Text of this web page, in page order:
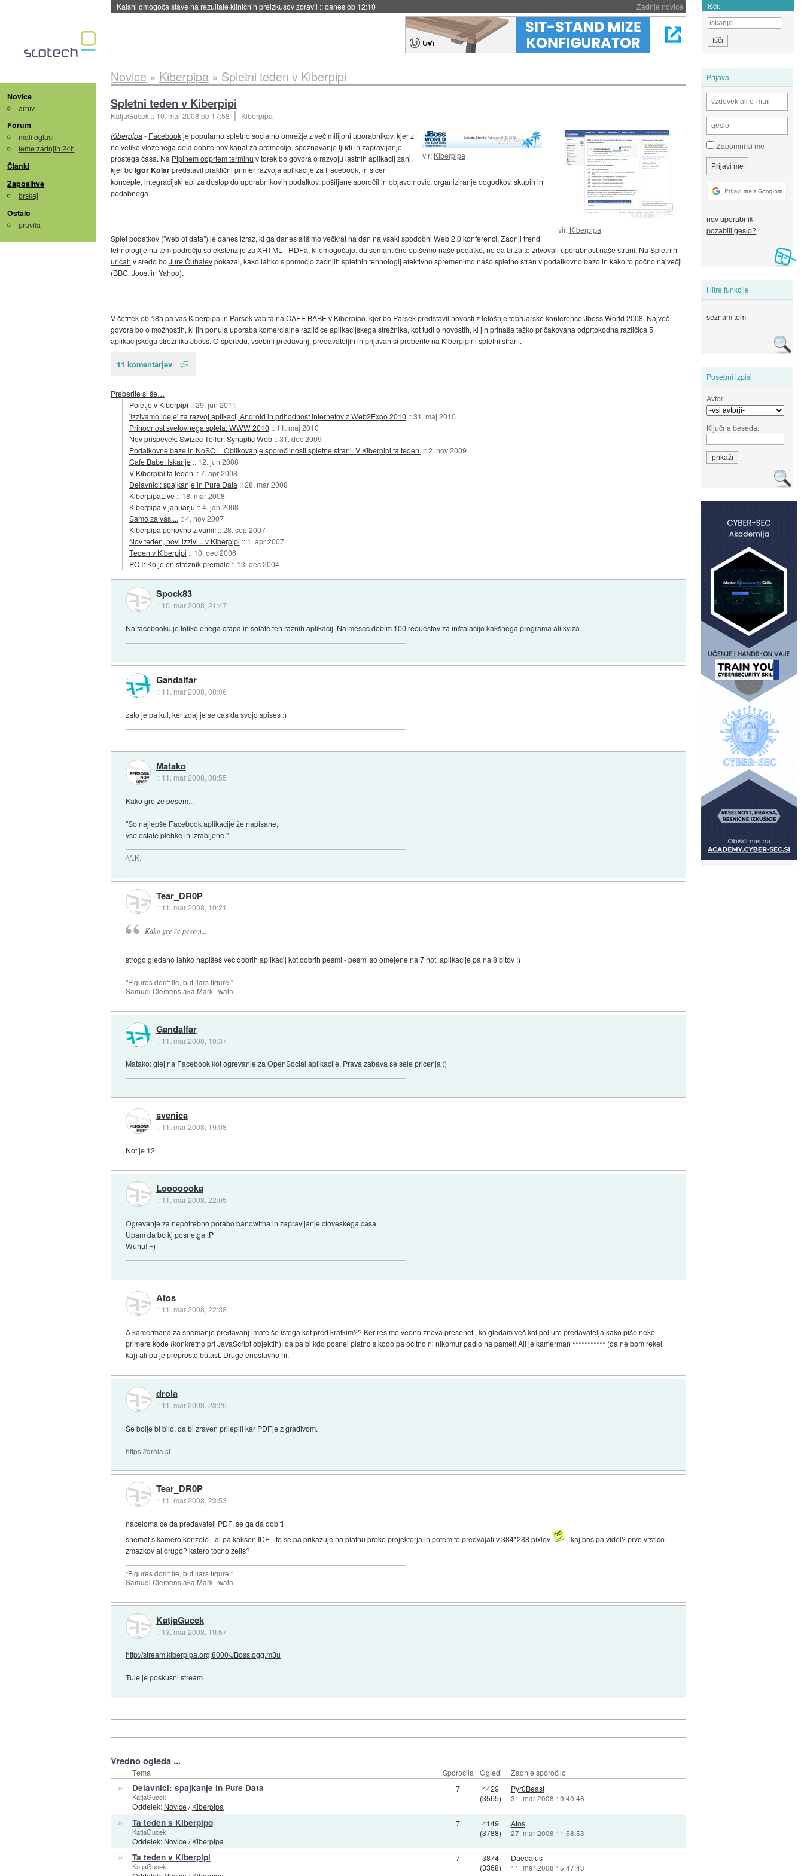
Zadnje novice
Sandisk že prodal več kot polovico SSD-jev za naslednji dve leti::danes ob 11:37 Išči:
Novice
arhiv
Forum
mali oglasi
teme zadnjih 24h
Članki
Zaposlitve
brskaj
Ostalo
pravila
Prijava
Zapomni si me
nov uporabnik
pozabili geslo?
Hitre funkcije
seznam tem
Posebni izpisi
Avtor:
Ključna beseda:
Novice » Kiberpipa» Spletni teden v Kiberpipi
Spletni teden v Kiberpipi
KatjaGucek :: 10. mar 2008ob 17:58 Kiberpipa
vir: Kiberpipa
vir: Kiberpipa
Kiberpipa- Facebookje popularno spletno socialno omrežje z več milijoni uporabnikov, kjer z
ne veliko vloženega dela dobite nov kanal za promocijo, spoznavanje ljudi in zapravljanje
prostega časa. Na Pipinem odprtem terminu v torek bo govora o razvoju lastnih aplikacij zanj,
kjer boIgor Kolarpredstavil praktični primer razvoja aplikacije za Facebook, in sicer
koncepte, integracijski api za dostop do uporabnikovih podatkov, pošiljane sporočil in objavo novic, organiziranje dogodkov, skupin in
podobnega.
Splet podatkov ("web of data") je danes izraz, ki ga danes slišimo večkrat na dan na vsaki spodobni Web 2.0 konferenci. Zadnji trend
tehnologije na tem področju so ekstenzije za XHTML - RDFa, ki omogočajo, da semantično opišemo naše podatke, ne da bi za to žrtvovali uporabnost naše strani. Na Spletnih
uricah v sredo boJure Čuhalevpokazal, kako lahko s pomočjo zadnjih spletnih tehnologij efektivno spremenimo našo spletno stran v podatkovno bazo in kako to počno največji
(BBC, Joost in Yahoo).
V četrtek ob 18h pa vas Kiberpipa in Parsek vabita na CAFE BABEv Kiberpipo, kjer bo Parsekpredstavil novosti z letošnje februarske konference Jboss World 2008. Največ
govora bo o možnostih, ki jih ponuja uporaba komercialne različice aplikacijskega strežnika, kot tudi o novostih, ki jih prinaša težko pričakovana odprtokodna različica 5
aplikacijskega strežnika Jboss. O sporedu, vsebini predavanj, predavateljih in prijavah si preberite na Kiberpipini spletni strani.
11 komentarjev
Preberite si še…
Poletje v Kiberpipi ::29. jun 2011
'Izzivamo ideje' za razvoj aplikacij Android in prihodnost internetov z Web2Expo 2010 ::31. maj 2010
Prihodnost svetovnega spleta: WWW 2010 :: 11. maj 2010
Nov prispevek: Swizec Teller: Synaptic Web ::31. dec 2009
Podatkovne baze in NoSQL. Oblikovanje sporočilnosti spletne strani. V Kiberpipi ta teden. ::2. nov 2009
Cafe Babe: Iskanje :: 12. jun 2008
V Kiberpipi ta teden ::7. apr 2008
Delavnici: spajkanje in Pure Data ::28. mar 2008
KiberpipaLive :: 18. mar 2008
Kiberpipa v januarju ::4. jan 2008
Samo za vas ... ::4. nov 2007
Kiberpipa ponovno z vami! ::28. sep 2007
Nov teden, novi izzivi... v Kiberpipi :: 1. apr 2007
Teden v Kiberpipi :: 10. dec 2006
POT: Ko je en strežnik premalo :: 13. dec 2004
Spock83
:: 10. mar 2008, 21:47
Na facebooku je toliko enega crapa in solate teh raznih aplikacij. Na mesec dobim 100 requestov za inštalacijo kakšnega programa ali kviza.
Gandalfar
:: 11. mar 2008, 08:06
zato je pa kul, ker zdaj je se cas da svojo spises :)
Matako
:: 11. mar 2008, 08:55
Kako gre že pesem...
"So najlepše Facebook aplikacije že napisane,
vse ostale plehke in izrabljene."
/\/\.K.
Tear_DR0P
:: 11. mar 2008, 10:21
Kako gre že pesem...
strogo gledano lahko napišeš več dobrih aplikacij kot dobrih pesmi - pesmi so omejene na 7 not, aplikacije pa na 8 bitov :)
"Figures don't lie, but liars figure."
Samuel Clemens aka Mark Twain
Gandalfar
:: 11. mar 2008, 10:37
Matako: glej na Facebook kot ogrevanje za OpenSocial aplikacije. Prava zabava se sele pricenja :)
svenica
:: 11. mar 2008, 19:08
Not je 12.
Looooooka
:: 11. mar 2008, 22:05
Ogrevanje za nepotrebno porabo bandwitha in zapravljanje cloveskega casa.
Upam da bo kj posnetga :P
Wuhu! =)
Atos
:: 11. mar 2008, 22:38
A kamermana za snemanje predavanj imate še istega kot pred kratkim?? Ker res me vedno znova preseneti, ko gledam več kot pol ure predavatelja kako piše neke
primere kode (konkretno pri JavaScript objektih), da pa bi kdo posnel platno s kodo pa očitno ni nikomur padlo na pamet! Ali je kamerman *********** (da ne bom rekel
kaj) ali pa je preprosto butast. Druge enostavno ni.
drola
:: 11. mar 2008, 23:26
Še bolje bi bilo, da bi zraven prilepili kar PDFje z gradivom.
https://drola.si
Tear_DR0P
:: 11. mar 2008, 23:53
naceloma ce da predavatelj PDF, se ga da dobiti
snemat s kamero konzolo - al pa kaksen IDE - to se pa prikazuje na platnu preko projektorja in potem to predvajati v 384*288 pixlov
- kaj bos pa videl? prvo vrstico
zmazkov al drugo? katero tocno zelis?
"Figures don't lie, but liars figure."
Samuel Clemens aka Mark Twain
KatjaGucek
:: 13. mar 2008, 19:57
http://stream.kiberpipa.org:8000/JBoss.ogg.m3u
Tule je poskusni stream
Vredno ogleda ...
Tema Sporočila Ogledi Zadnje sporočilo
» Delavnici: spajkanje in Pure Data
KatjaGucek
Oddelek: Novice/Kiberpipa
7
4429
(3565)
Pyr0Beast
31. mar 2008 19:40:46
» Ta teden s Kiberpipo
KatjaGucek
Oddelek: Novice/Kiberpipa
7
4149
(3788)
Atos
27. mar 2008 11:58:53
» Ta teden v Kiberpipi
KatjaGucek
7
3874
(3368)
Daedalus
11. mar 2008 15:47:43